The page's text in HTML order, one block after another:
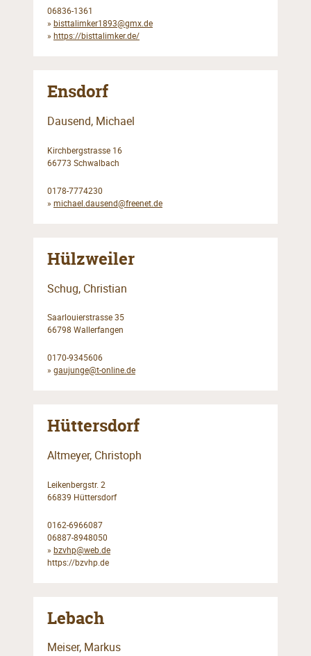
06836-1361
» bisttalimker1893@gmx.de
» https://bisttalimker.de/
Ensdorf
Dausend, Michael
Kirchbergstrasse 16
66773 Schwalbach
0178-7774230
» michael.dausend@freenet.de
Hülzweiler
Schug, Christian
Saarlouierstrasse 35
66798 Wallerfangen
0170-9345606
» gaujunge@t-online.de
Hüttersdorf
Altmeyer, Christoph
Leikenbergstr. 2
66839 Hüttersdorf
0162-6966087
06887-8948050
» bzvhp@web.de
https://bzvhp.de
Lebach
Meiser, Markus